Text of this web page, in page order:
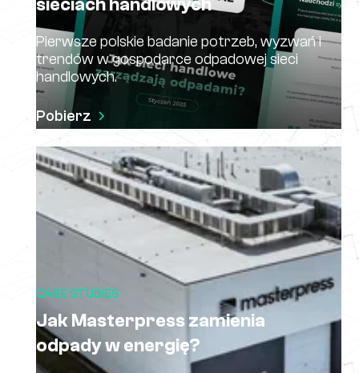
sieciach handlowych
Pierwsze polskie badanie potrzeb, wyzwań i
trendów w gospodarce odpadowej sieci
handlowych.
Pobierz
CASE STUDIES
Jak Masterpress zamienia
odpady w energię?